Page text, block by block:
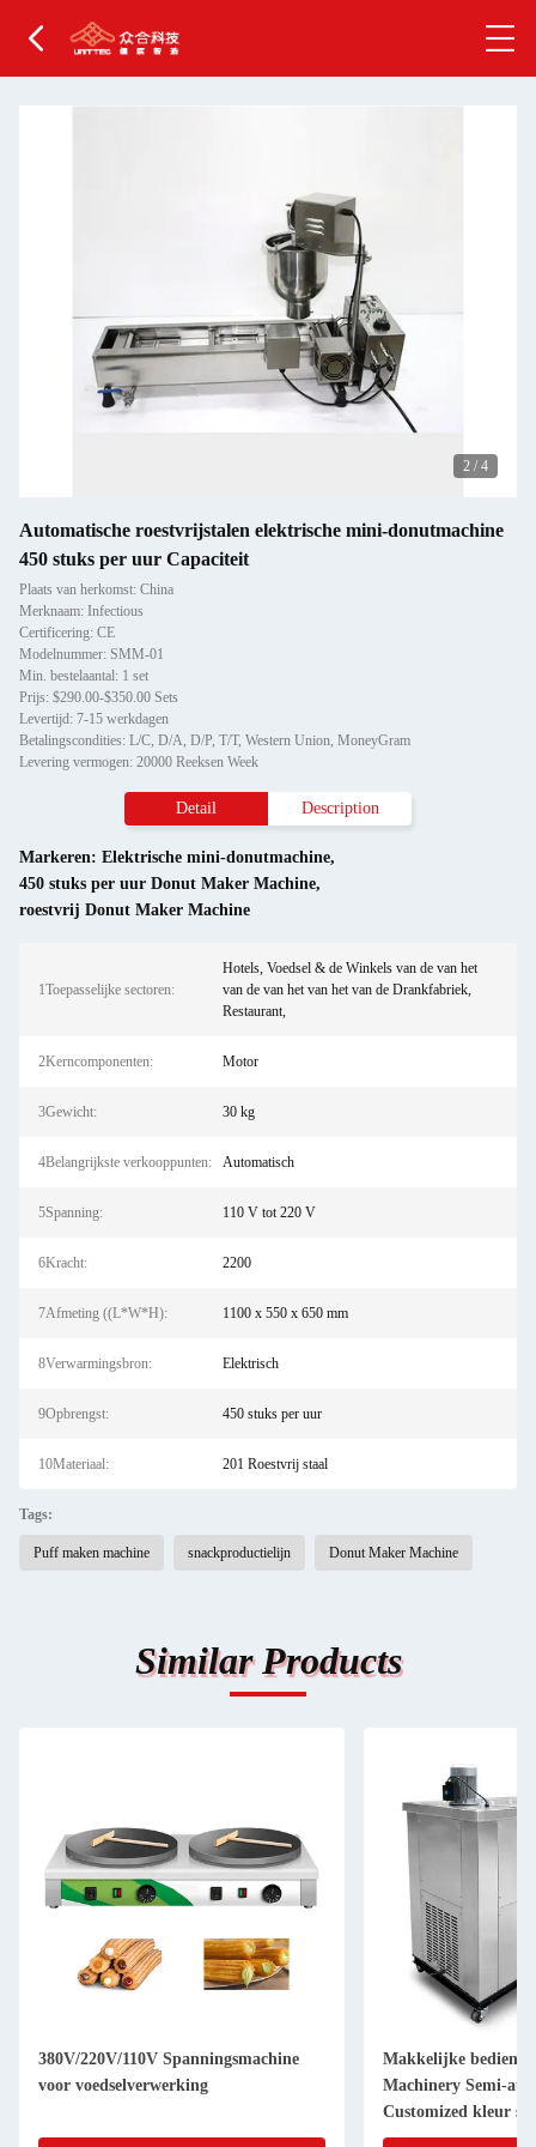
2 / 4
Automatische roestvrijstalen elektrische mini-donutmachine
450 stuks per uur Capaciteit
Plaats van herkomst: China
Merknaam: Infectious
Certificering: CE
Modelnummer: SMM-01
Min. bestelaantal: 1 set
Prijs: $290.00-$350.00 Sets
Levertijd: 7-15 werkdagen
Betalingscondities: L/C, D/A, D/P, T/T, Western Union, MoneyGram
Levering vermogen: 20000 Reeksen Week
Detail Description
Markeren: Elektrische mini-donutmachine,
450 stuks per uur Donut Maker Machine,
roestvrij Donut Maker Machine
1Toepasselijke sectoren:
Hotels, Voedsel & de Winkels van de van het
van de van het van het van de Drankfabriek,
Restaurant,
2Kerncomponenten: Motor
3Gewicht: 30 kg
4Belangrijkste verkooppunten: Automatisch
5Spanning: 110 V tot 220 V
6Kracht: 2200
7Afmeting ((L*W*H): 1100 x 550 x 650 mm
8Verwarmingsbron: Elektrisch
9Opbrengst: 450 stuks per uur
10Materiaal: 201 Roestvrij staal
Tags:
Puff maken machine snackproductielijn Donut Maker Machine
Similar Products
380V/220V/110V Spanningsmachine
voor voedselverwerking
Makkelijke
Machinery Semi-
Customized kleur